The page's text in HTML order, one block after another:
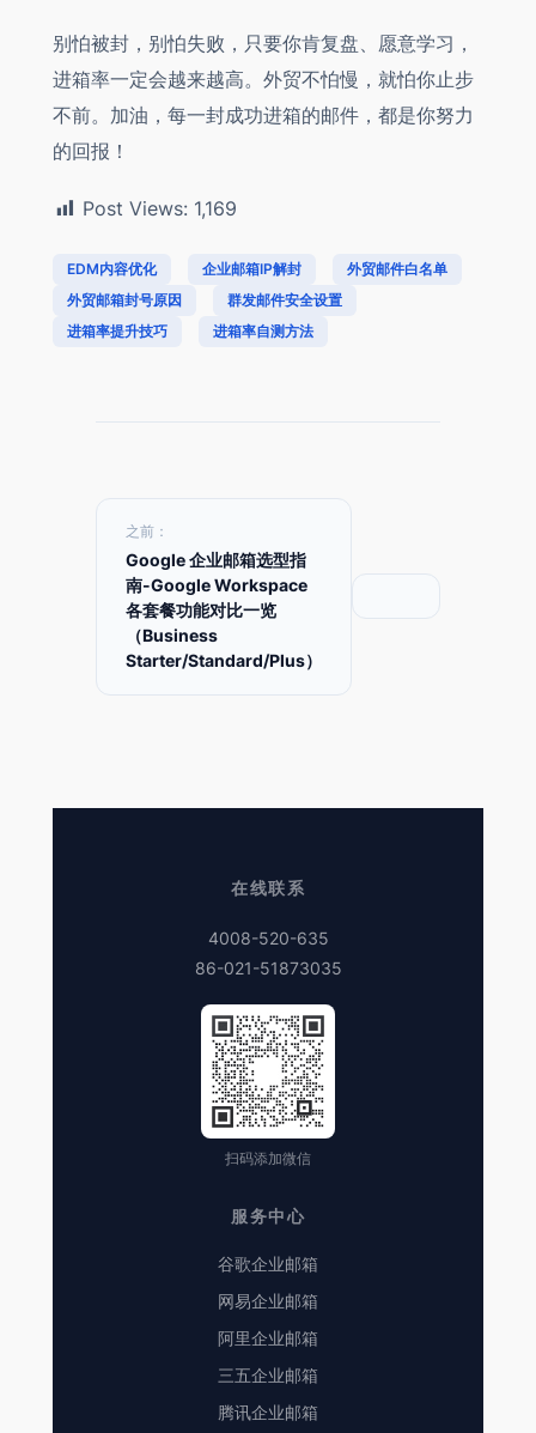
别怕被封，别怕失败，只要你肯复盘、愿意学习，
进箱率一定会越来越高。外贸不怕慢，就怕你止步
不前。加油，每一封成功进箱的邮件，都是你努力
的回报！
Post Views: 1,169
EDM内容优化 企业邮箱IP解封
外贸邮件白名单
外贸邮箱封号原因
群发邮件安全设置
进箱率提升技巧
进箱率自测方法
之前：
Google 企业邮箱选型指
南-Google Workspace
各套餐功能对比一览
（Business
Starter/Standard/Plus）
在线联系
4008-520-635
86-021-51873035
扫码添加微信
服务中心
谷歌企业邮箱
网易企业邮箱
阿里企业邮箱
三五企业邮箱
腾讯企业邮箱